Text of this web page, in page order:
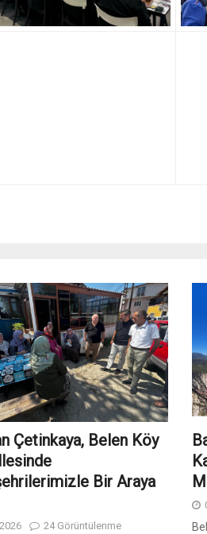
Çetinkaya, Belen Köy
Bir Araya
24 Görüntülenme